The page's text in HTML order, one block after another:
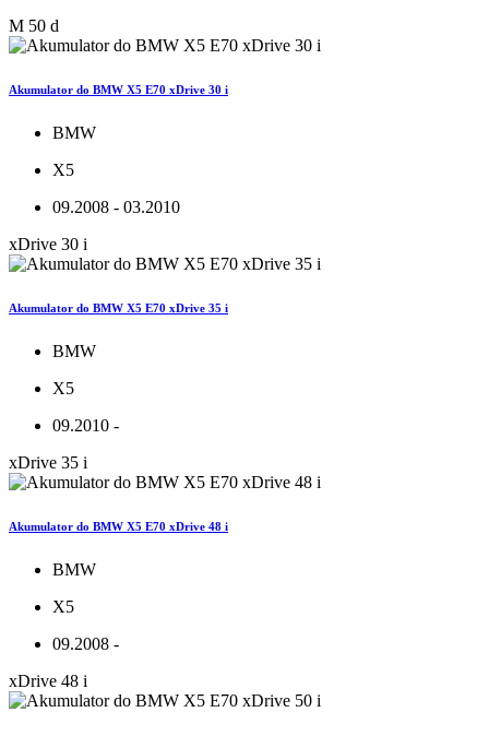
M 50 d
Akumulator do BMW X5 E70 xDrive 30 i
BMW
X5
09.2008 - 03.2010
xDrive 30 i
Akumulator do BMW X5 E70 xDrive 35 i
BMW
X5
09.2010 -
xDrive 35 i
Akumulator do BMW X5 E70 xDrive 48 i
BMW
X5
09.2008 -
xDrive 48 i